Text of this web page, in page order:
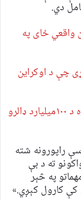
دي.
واقعي ځای په
چې د اوکراین
ناټو د “اوکراین پلان” لپاره د ۱۰۰میلیارد ډالرو
راپورونه شته
ته د بې
په څېر
کې کارول کېږي.»